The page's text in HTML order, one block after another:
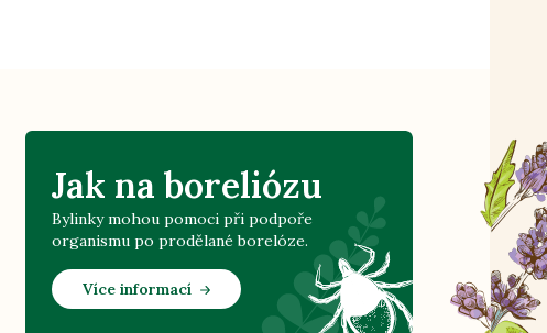
Jak na boreliózu
Bylinky mohou pomoci při podpoře
organismu po prodělané borelóze.
Více informací